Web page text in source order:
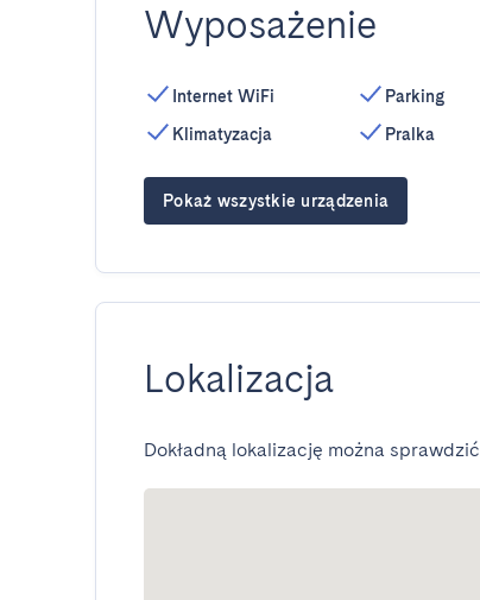
Wyposażenie
Internet WiFi
Klimatyzacja
Parking
Pralka
Pokaż wszystkie urządzenia
Lokalizacja
Dokładną lokalizację można